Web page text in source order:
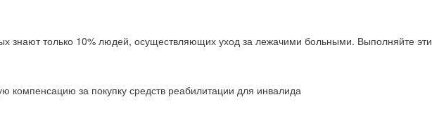
знают только 10% людей, осуществляющих уход за лежачими больными. Выполняйте
компенсацию за покупку средств реабилитации для инвалида